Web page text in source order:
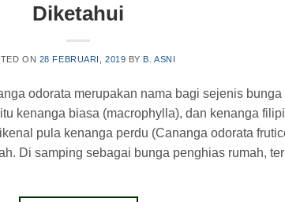
Diketahui
ON 28 FEBRUARI, 2019 BY B. ASNI
odorata merupakan nama bagi sejenis bunga
kenanga biasa (macrophylla), dan kenanga
pula kenanga perdu (Cananga odorata
Di samping sebagai bunga penghias rumah,